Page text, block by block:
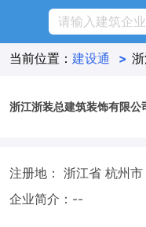
当前位置： 建设通 >
浙江浙装总建筑装饰有限公
注册地： 浙江省 杭州市
企业简介：--